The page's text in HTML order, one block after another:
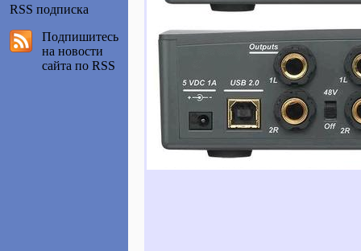
RSS подписка
Подпишитесь
на новости
сайта по RSS